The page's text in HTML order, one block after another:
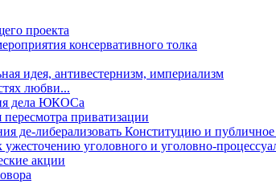
проекта
консервативного толка
идея, антивестернизм, империализм
любви...
дела ЮКОСа
приватизации
де-либерализовать Конституцию и
уголовного и уголовно-
акции